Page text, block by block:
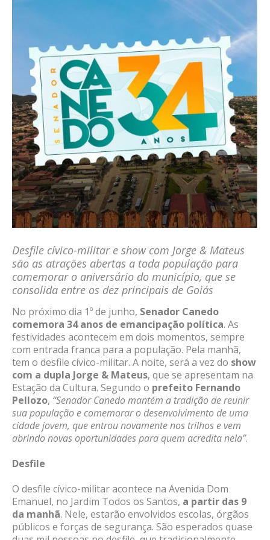
Desfile cívico-militar e show com Jorge & Mateus
são as atrações abertas a toda população para
comemorar o aniversário do município, que se
consolida entre os dez principais de Goiás
No próximo dia 1º de junho, Senador Canedo
comemora 34 anos de emancipação política. As
festividades acontecem em dois momentos, sempre
com entrada franca para a população. Pela manhã,
tem o desfile cívico-militar. A noite, será a vez do show
com a dupla Jorge & Mateus, que se apresentam na
Estação da Cultura. Segundo o prefeito Fernando
Pellozo, “Senador Canedo mantém a tradição de reunir
sua população e comemorar o desenvolvimento de uma
cidade jovem, que entrou novamente nos trilhos e vem
abrindo novas oportunidades para quem acredita nela”.
Desfile
O desfile cívico-militar acontece na Avenida Dom
Emanuel, no Jardim Todos os Santos, a partir das 9
da manhã. Nele, estarão envolvidos escolas, órgãos
públicos e forças de segurança. São esperados quase